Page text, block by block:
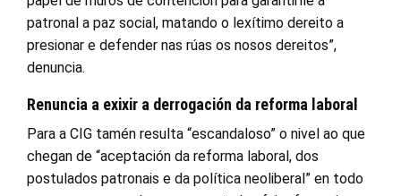
patronal a paz social, matando o lexítimo dereito a
presionar e defender nas rúas os nosos dereitos”,
denuncia.
Renuncia a exixir a derrogación da reforma laboral
Para a CIG tamén resulta “escandaloso” o nivel ao que
chegan de “aceptación da reforma laboral, dos
postulados patronais e da política neoliberal” en todo